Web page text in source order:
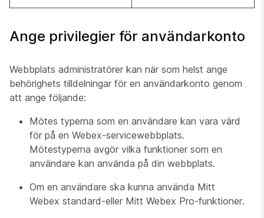
Ange privilegier för användarkonto
Webbplats administratörer kan när som helst ange
behörighets tilldelningar för en användarkonto genom
att ange följande:
Mötes typerna som en användare kan vara värd
för på en Webex-servicewebbplats.
Mötestyperna avgör vilka funktioner som en
användare kan använda på din webbplats.
Om en användare ska kunna använda Mitt
Webex standard-eller Mitt Webex Pro-funktioner.